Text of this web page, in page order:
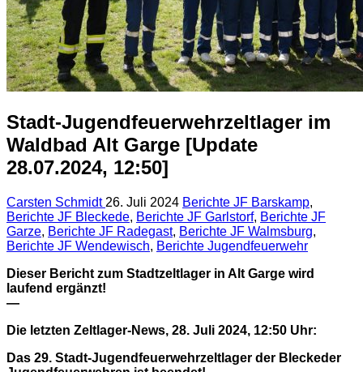
Stadt-Jugendfeuerwehrzeltlager im
Waldbad Alt Garge [Update
28.07.2024, 12:50]
Carsten Schmidt 26. Juli 2024 Berichte JF Barskamp,
Berichte JF Bleckede, Berichte JF Garlstorf, Berichte JF
Garze, Berichte JF Radegast, Berichte JF Walmsburg,
Berichte JF Wendewisch, Berichte Jugendfeuerwehr
Dieser Bericht zum Stadtzeltlager in Alt Garge wird
laufend ergänzt!
—
Die letzten Zeltlager-News, 28. Juli 2024, 12:50 Uhr:
Das 29. Stadt-Jugendfeuerwehrzeltlager der Bleckeder